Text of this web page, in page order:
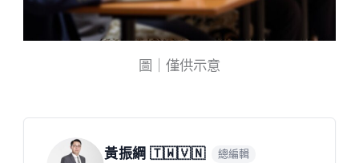
圖｜僅供示意
黃振綱 🇹🇼🇻🇳 總編輯